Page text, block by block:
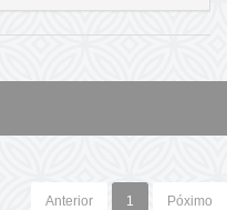
Anterior 1 Póximo